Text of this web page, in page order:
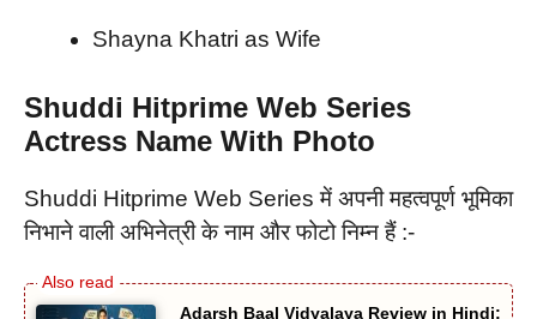
Shayna Khatri as Wife
Shuddi Hitprime Web Series
Actress Name With Photo
Shuddi Hitprime Web Series में अपनी महत्वपूर्ण भूमिका
निभाने वाली अभिनेत्री के नाम और फोटो निम्न हैं :-
Adarsh Baal Vidyalaya Review in Hindi: